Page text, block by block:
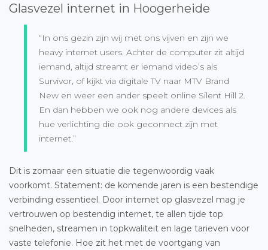
Glasvezel internet in Hoogerheide
“In ons gezin zijn wij met ons vijven en zijn we
heavy internet users. Achter de computer zit altijd
iemand, altijd streamt er iemand video’s als
Survivor, of kijkt via digitale TV naar MTV Brand
New en weer een ander speelt online Silent Hill 2.
En dan hebben we ook nog andere devices als
hue verlichting die ook geconnect zijn met
internet.”
Dit is zomaar een situatie die tegenwoordig vaak
voorkomt. Statement: de komende jaren is een bestendige
verbinding essentieel. Door internet op glasvezel mag je
vertrouwen op bestendig internet, te allen tijde top
snelheden, streamen in topkwaliteit en lage tarieven voor
vaste telefonie. Hoe zit het met de voortgang van